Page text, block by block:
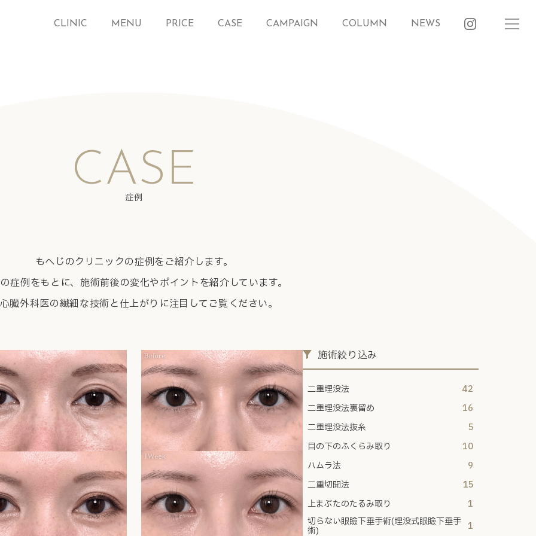
CLINIC MENU PRICE CASE CAMPAIGN COLUMN NEWS
CASE
症例
もへじのクリニックの症例をご紹介します。
症例をもとに、 施術前後の変化やポイントを紹介しています。
臓外科医の繊細な技術と仕上がりに注目してご覧ください。
施術絞り込み
二重埋没法
42
二重埋没法裏留め
16
二重埋没法抜糸
5
目の下のふくらみ取り
10
ハムラ法
9
二重切開法
15
上まぶたのたるみ取り
1
切らない眼瞼下垂手術(埋没式眼瞼下垂手
術) 1